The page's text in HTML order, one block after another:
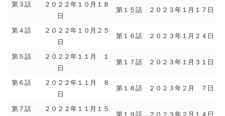
第３話 ２０２２年１０月１８
日
第１５話 ２０２３年１月１７日
第４話 ２０２２年１０月２５
日
第１６話 ２０２３年１月２４日
第５話 ２０２２年１１月 １
日
第１７話 ２０２３年１月３１日
第６話 ２０２２年１１月 ８
日
第１８話 ２０２３年２月 ７日
第７話 ２０２２年１１月１５
第１９話 ２０２３年２月１４日